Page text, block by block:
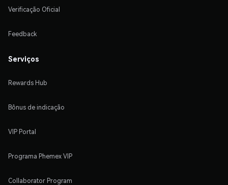
Verificação Oficial
Feedback
Serviços
Rewards Hub
Bônus de indicação
VIP Portal
Programa Phemex VIP
Collaborator Program